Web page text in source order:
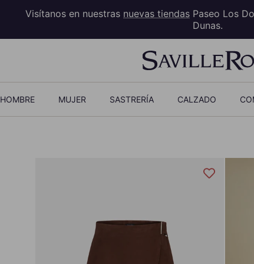
Visítanos en nuestras nuevas tiendas Paseo Los
Dunas.
HOMBRE MUJER SASTRERÍA CALZADO